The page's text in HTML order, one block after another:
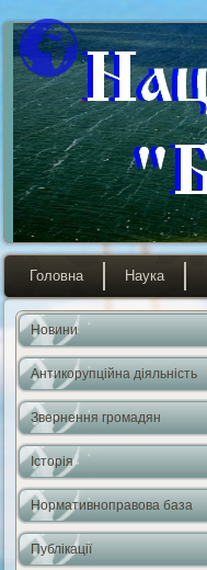
Головна Наука
Новини
Антикорупційна діяльність
Звернення громадян
Історія
Нормативноправова база
Публікації